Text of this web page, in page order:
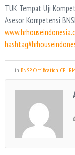
TUK Tempat Uji
Asesor Kompetensi
in BNSP,Certification,CPHRM